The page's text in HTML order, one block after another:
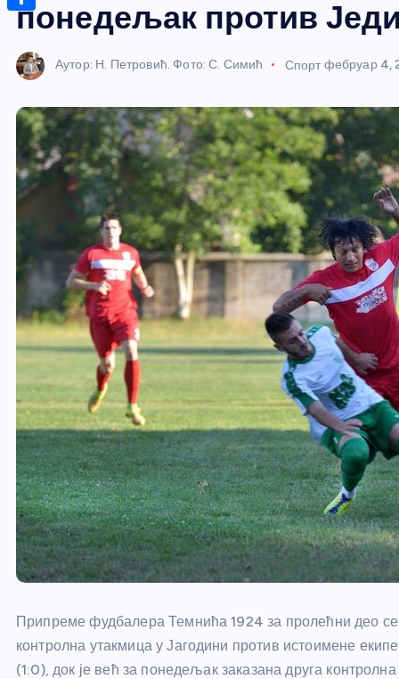
понедељак против
Аутор: Н. Петровић. Фото: С. Симић Спорт фебруар 4,
Припреме фудбалера Темнића 1924 за пролећни део
контролна утакмица у Јагодини против истоимене
(1:0), док је већ за понедељак заказана друга
g
nm